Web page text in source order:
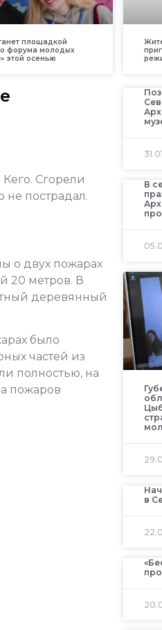
площадкой
форума молодых
этой осенью
Сгорели
пострадал.
о двух пожарах
20 метров. В
деревянный
было
частей из
полностью, на
пожаров
В
в